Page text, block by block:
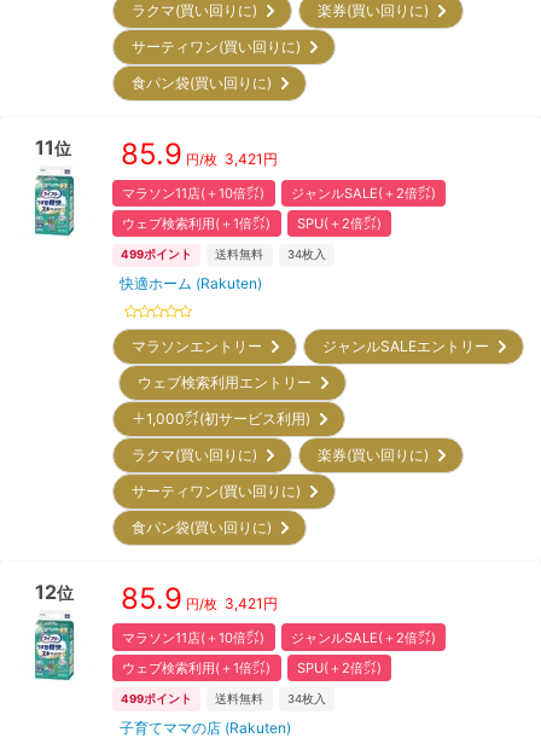
ラクマ(買い回りに)
楽券(買い回りに)
サーティワン(買い回りに)
食パン袋(買い回りに)
11位 85.9 円/枚 3,421 円
マラソン11店(＋10倍㌽)
ジャンルSALE(＋2倍㌽)
ウェブ検索利用(＋1倍㌽)
SPU(＋2倍㌽)
499ポイント 送料無料 34枚入
快適ホーム (Rakuten)
マラソンエントリー
ジャンルSALEエントリー
ウェブ検索利用エントリー
＋1,000㌽(初サービス利用)
ラクマ(買い回りに)
楽券(買い回りに)
サーティワン(買い回りに)
食パン袋(買い回りに)
12位 85.9 円/枚 3,421 円
マラソン11店(＋10倍㌽)
ジャンルSALE(＋2倍㌽)
ウェブ検索利用(＋1倍㌽)
SPU(＋2倍㌽)
499ポイント 送料無料 34枚入
子育てママの店 (Rakuten)